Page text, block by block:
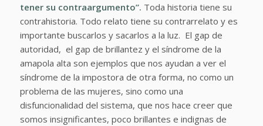
tener su contraargumento”. Toda historia tiene su
contrahistoria. Todo relato tiene su contrarrelato y es
importante buscarlos y sacarlos a la luz. El gap de
autoridad, el gap de brillantez y el síndrome de la
amapola alta son ejemplos que nos ayudan a ver el
síndrome de la impostora de otra forma, no como un
problema de las mujeres, sino como una
disfuncionalidad del sistema, que nos hace creer que
somos insignificantes, poco brillantes e indignas de